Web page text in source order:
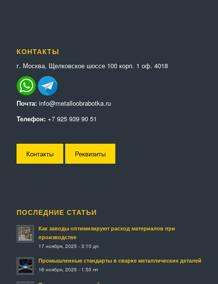
КОНТАКТЫ
г. Москва, Щелковское шоссе 100 корп. 1 оф. 4018
Почта: info@metalloobrabotka.ru
Телефон: +7 925 939 90 51
Контакты Реквизиты
ПОСЛЕДНИЕ СТАТЬИ
Как заводы оптимизируют расход материалов при
производстве
17 ноября, 2025 - 3:10 дп
Промышленные стандарты в сварке металлических деталей
16 ноября, 2025 - 1:50 пп